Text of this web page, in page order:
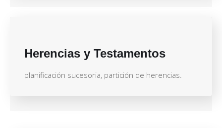
Herencias y Testamentos
planificación sucesoria, partición de herencias.